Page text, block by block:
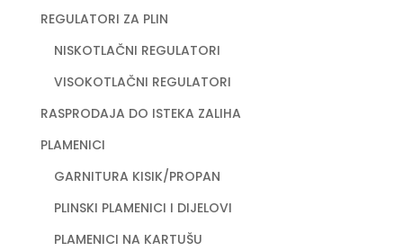
REGULATORI ZA PLIN
NISKOTLAČNI REGULATORI
VISOKOTLAČNI REGULATORI
RASPRODAJA DO ISTEKA ZALIHA
PLAMENICI
GARNITURA KISIK/PROPAN
PLINSKI PLAMENICI I DIJELOVI
PLAMENICI NA KARTUŠU